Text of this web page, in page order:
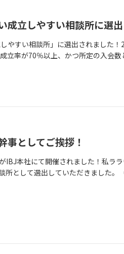
成立しやすい相談所に選出
やすい相談所」に選出されました
立率が70％以上、かつ所定の入会
％になります！最近は他社活動中の
ロフィールがテンプレっぽくて自分
そのプラスの気持がいいご縁を引き
ケートをして、時間をかけて全て最
び、会員さんのどこをどう切り取る
だき、私が大事にしている戦略など
くださいませ♡
事としてご挨拶！
IBJ本社にて開催されました！私ラ
所として選出していただきました
てしまいました😢